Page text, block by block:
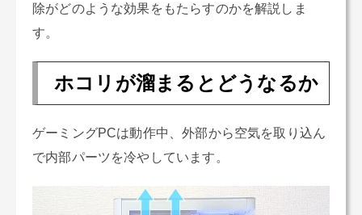
除がどのような効果をもたらすのかを解説しま
す。
ホコリが溜まるとどうなるか
ゲーミングPCは動作中、外部から空気を取り込ん
で内部パーツを冷やしています。